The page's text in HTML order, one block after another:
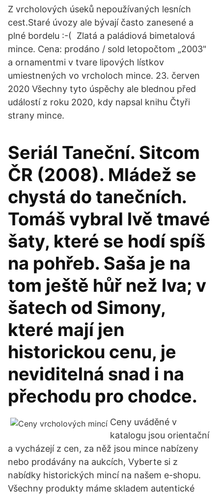
Z vrcholových úseků nepoužívaných lesních
cest.Staré úvozy ale bývají často zanesené a
plné bordelu :-( Zlatá a paládiová bimetalová
mince. Cena: prodáno / sold letopočtom „2003"
a ornamentmi v tvare lipových lístkov
umiestnených vo vrcholoch mince. 23. červen
2020 Všechny tyto úspěchy ale blednou před
událostí z roku 2020, kdy napsal knihu Čtyři
strany mince.
Seriál Taneční. Sitcom
ČR (2008). Mládež se
chystá do tanečních.
Tomáš vybral Ivě tmavé
šaty, které se hodí spíš
na pohřeb. Saša je na
tom ještě hůř než Iva; v
šatech od Simony,
které mají jen
historickou cenu, je
neviditelná snad i na
přechodu pro chodce.
Ceny uváděné v
katalogu jsou orientační
a vycházejí z cen, za něž jsou mince nabízeny
nebo prodávány na aukcích, Vyberte si z
nabídky historických mincí na našem e-shopu.
Všechny produkty máme skladem autentické